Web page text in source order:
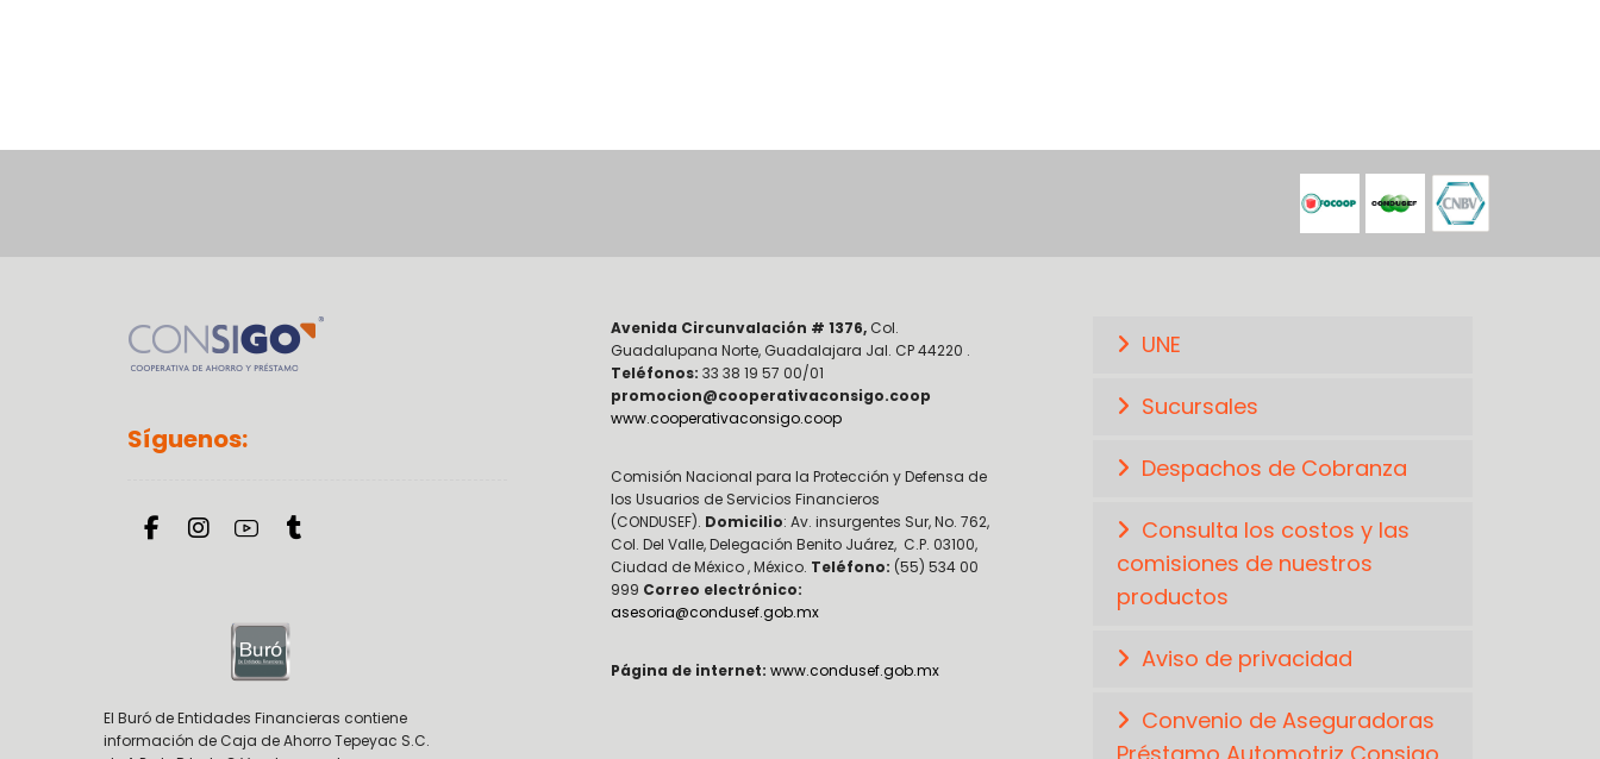
Síguenos:
El Buró de Entidades Financieras contiene
información de Caja de Ahorro Tepeyac S.C.
Avenida Circunvalación # 1376, Col.
Guadalupana Norte, Guadalajara Jal. CP 44220 .
Teléfonos: 33 38 19 57 00/01
promocion@cooperativaconsigo.coop
www.cooperativaconsigo.coop
Comisión Nacional para la Protección y Defensa de
los Usuarios de Servicios Financieros
(CONDUSEF). Domicilio: Av. insurgentes Sur, No. 762,
Col. Del Valle, Delegación Benito Juárez, C.P. 03100,
Ciudad de México , México. Teléfono: (55) 534 00
999 Correo electrónico:
asesoria@condusef.gob.mx
Página de internet: www.condusef.gob.mx
UNE
Sucursales
Despachos de Cobranza
Consulta los costos y las
comisiones de nuestros
productos
Aviso de privacidad
Convenio de Aseguradoras